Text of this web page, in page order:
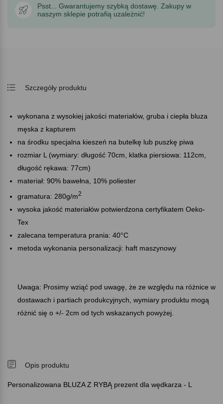
Psst... Gwarantujemy szybką dostawę. Zakupy w
naszym sklepie potrafią uzależnić!
Szczegóły produktu
wykonana z wysokiej jakości materiałów, gruba i ciepła bluza
męska z kapturem
na środku specjalna kieszeń na butelkę lub puszkę piwa
rozmiar L (wymiary: długość 70cm, klatka piersiowa: 112cm,
długość rękawa: 77cm)
materiał: 90% bawełna, 10% poliester
gramatura: 280g/m2
wysoka jakość materiałów potwierdzona certyfikatem Oeko-
Tex
zalecana temperatura prania: 40°C
metoda wykonania personalizacji: haft maszynowy
Uwaga: Prosimy wziąć pod uwagę, że ze względu na różnice w
dostawach i partiach produkcyjnych, wymiary produktu mogą
różnić się o +/- 2cm od tych wskazanych powyżej.
Opis produktu
Personalizowana BLUZA Z RYBĄ prezent dla wędkarza - L